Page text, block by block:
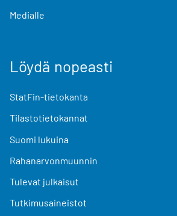
Medialle
Löydä nopeasti
StatFin-tietokanta
Tilastotietokannat
Suomi lukuina
Rahanarvonmuunnin
Tulevat julkaisut
Tutkimusaineistot